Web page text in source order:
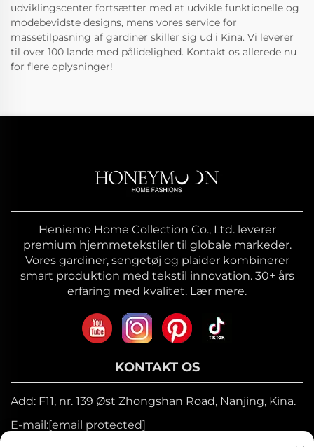
udviklingscenter fortsætter med at udvikle funktionelle og
modebevidste designs, mens vores service for
massetilpasning af gardiner skiller sig ud i Kina. Vi leverer
til over 100 lande med pålidelighed. Kontakt os allerede nu
for flere oplysninger!
Heniemo Home Collection Co., Ltd. leverer
premium hjemmetekstiler til globale markeder.
Vores gardiner, sengetøj og plaider kombinerer
smart produktion med tekstil innovation. 30+ års
erfaring med kvalitet. Lær mere.
KONTAKT OS
Add: F11, nr. 139 Øst Zhongshan Road, Nanjing, Kina.
E-mail:[email protected]